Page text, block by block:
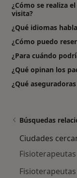
¿Cómo se realiza
visita?
¿Qué idiomas
¿Cómo puedo
¿Para cuándo
¿Qué opinan los
¿Qué
Búsquedas
Ciudades